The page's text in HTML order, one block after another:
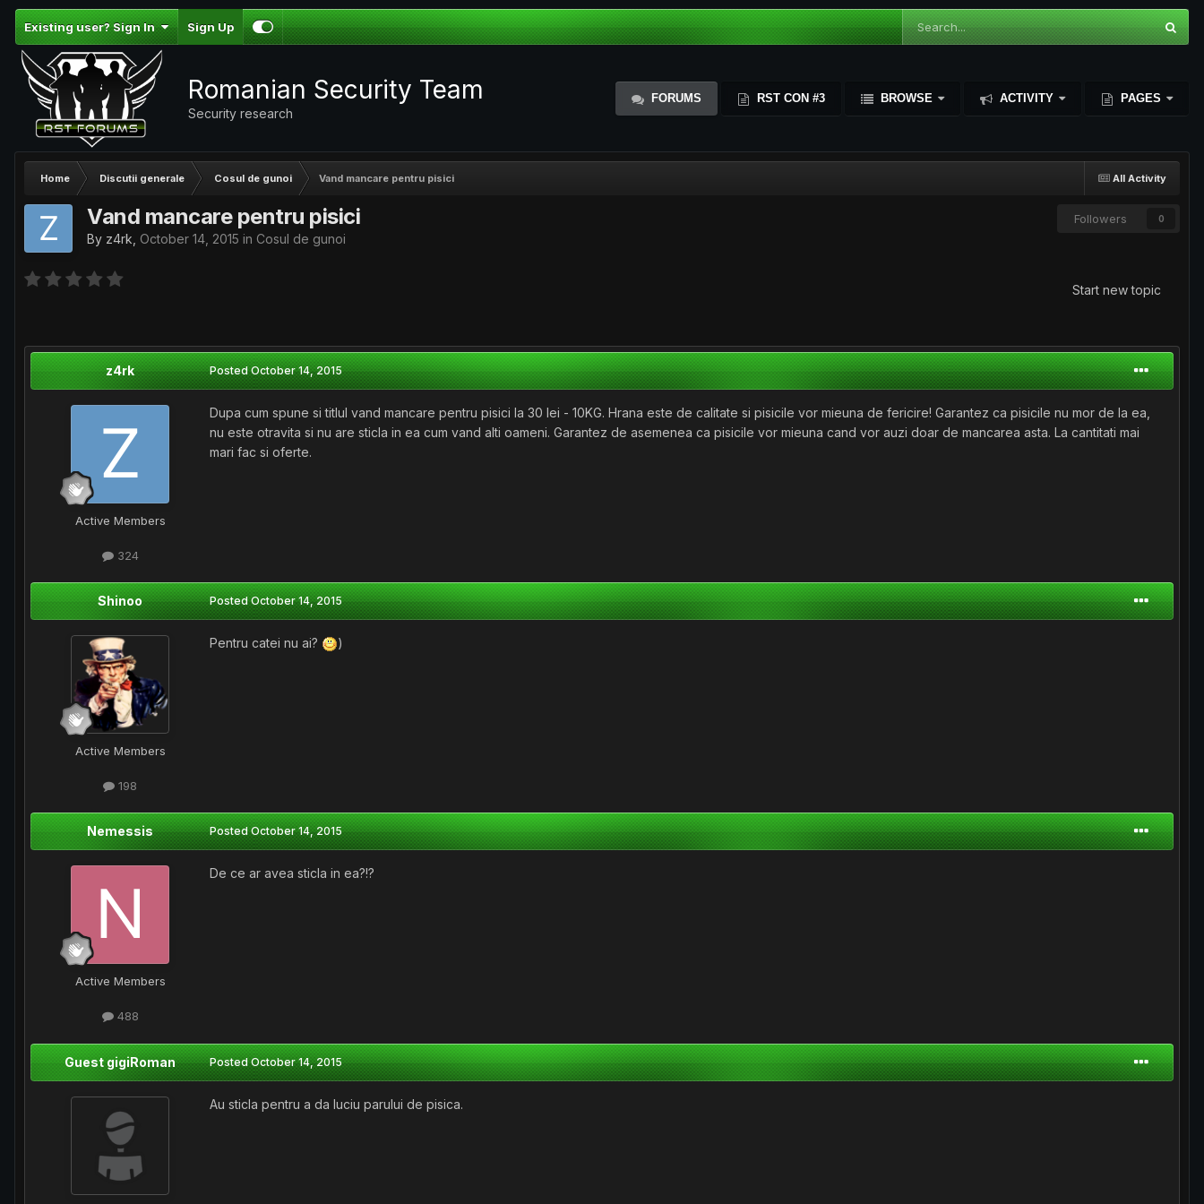
Existing user? Sign In Sign Up
Romanian Security Team
Security research
FORUMS RST CON #3 BROWSE ACTIVITY PAGES
All Activity
Home Discutii generale Cosul de gunoi Vand mancare pentru pisici
Followers 0
Vand mancare pentru pisici
By z4rk October 14, 2015 in Cosul de gunoi
Start new topic
z4rk
Active Members
324
PostedOctober 14, 2015
Dupa cum spune si titlul vand mancare pentru pisici la 30 lei - 10KG. Hrana este de calitate si pisicile vor mieuna de fericire! Garantez ca pisicile nu mor de la ea,
nu este otravita si nu are sticla in ea cum vand alti oameni. Garantez de asemenea ca pisicile vor mieuna cand vor auzi doar de mancarea asta. La cantitati mai
mari fac si oferte.
Shinoo
Active Members
198
PostedOctober 14, 2015
Pentru catei nu ai? )
Nemessis
Active Members
488
PostedOctober 14, 2015
De ce ar avea sticla in ea?!?
Guest gigiRoman PostedOctober 14, 2015
Au sticla pentru a da luciu parului de pisica.